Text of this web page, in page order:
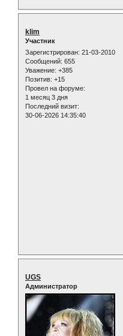
klim
Участник
Зарегистрирован: 21-03-2010
Сообщений: 655
Уважение: +385
Позитив: +15
Провел на форуме:
1 месяц 3 дня
Последний визит:
30-06-2026 14:35:40
UGS
Администратор